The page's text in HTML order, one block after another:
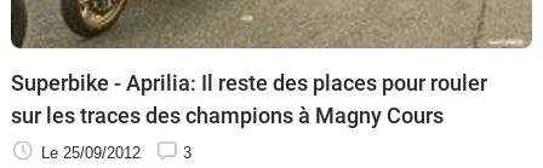
Superbike - Aprilia: Il reste des places pour rouler
sur les traces des champions à Magny Cours
Le 25/09/2012 3